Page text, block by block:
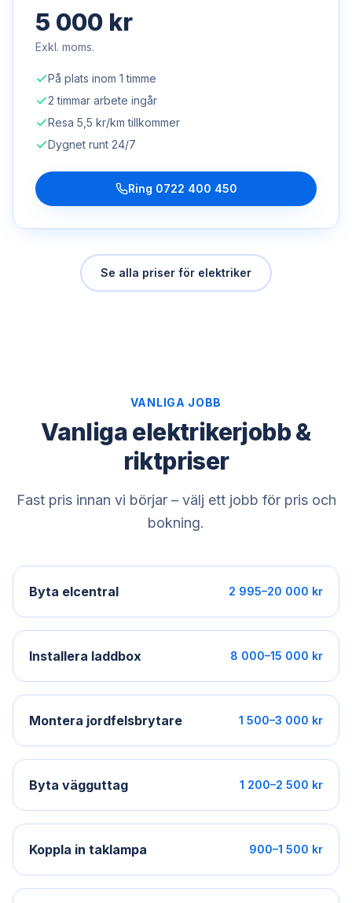
5 000 kr
Exkl. moms.
På plats inom 1 timme
2 timmar arbete ingår
Resa 5,5 kr/km tillkommer
Dygnet runt 24/7
Ring 0722 400 450
Se alla priser för elektriker
VANLIGA JOBB
Vanliga elektrikerjobb &
riktpriser
Fast pris innan vi börjar – välj ett jobb för pris och
bokning.
Byta elcentral 2 995–20 000 kr
Installera laddbox 8 000–15 000 kr
Montera jordfelsbrytare 1 500–3 000 kr
Byta vägguttag 1 200–2 500 kr
Koppla in taklampa 900–1 500 kr